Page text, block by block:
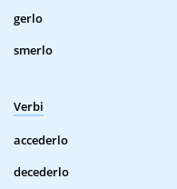
gerlo
smerlo
Verbi
accederlo
decederlo